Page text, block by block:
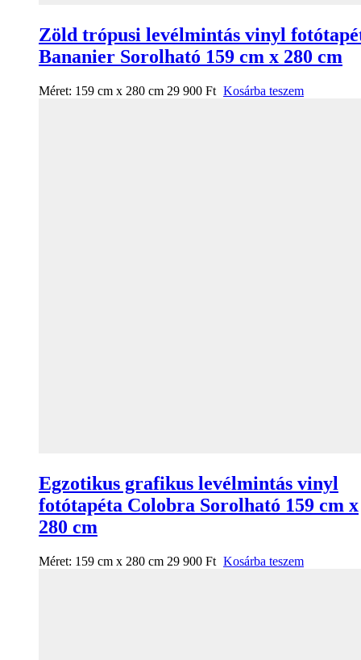
Zöld trópusi levélmintás vinyl
Bananier Sorolható 159 cm x 280 cm
Méret: 159 cm x 280 cm 29 900 Ft Kosárba teszem
Egzotikus grafikus levélmintás vinyl
fotótapéta Colobra Sorolható 159 cm x
280 cm
Méret: 159 cm x 280 cm 29 900 Ft Kosárba teszem